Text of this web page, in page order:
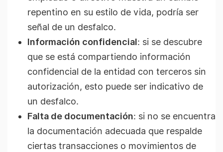
repentino en su estilo de vida, podría ser
señal de un desfalco.
Información confidencial: si se descubre
que se está compartiendo información
confidencial de la entidad con terceros sin
autorización, esto puede ser indicativo de
un desfalco.
Falta de documentación: si no se encuentra
la documentación adecuada que respalde
ciertas transacciones o movimientos de